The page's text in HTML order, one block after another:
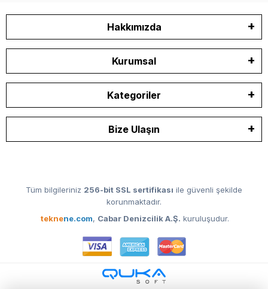
Hakkımızda
Kurumsal
Kategoriler
Bize Ulaşın
Tüm bilgileriniz 256-bit SSL sertifikası ile güvenli şekilde
korunmaktadır.
teknene.com, Cabar Denizcilik A.Ş. kuruluşudur.